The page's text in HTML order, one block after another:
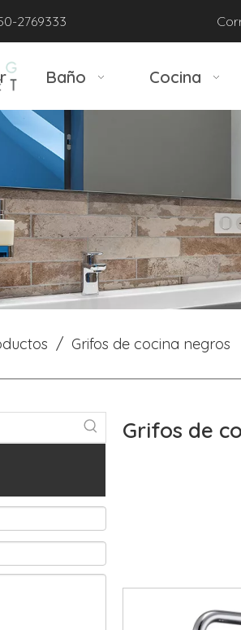
2769333
Baño Cocina
/ Grifos de cocina negros
Grifos de